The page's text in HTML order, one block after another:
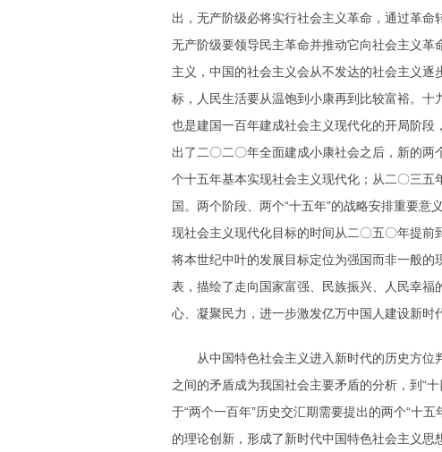
出，无产阶级必将实行社会主义革命，通过革命
无产阶级要领导民主革命并推动它向社会主义
主义，中国的社会主义会从不发达的社会主义
标，人民生活要从温饱到小康再到比较富裕。十
也是建国一百年建成社会主义现代化的开局阶段
出了二〇二〇年全面建成小康社会之后，新的两
个十五年基本实现社会主义现代化；从二〇三
国。两个阶段、两个“十五年”的战略安排重要
现社会主义现代化目标的时间从二〇五〇年提前
将本世纪中叶的发展目标定位为强国而非一般的
表，描绘了走向国家富强、民族振兴、人民幸
心、凝聚民力，进一步激发亿万中国人建设新时
从中国特色社会主义进入新时代的历史方位
之间的矛盾成为我国社会主要矛盾的分析，到“
于“两个一百年”历史交汇期需要提出的两个“十
的理论创新，形成了新时代中国特色社会主义